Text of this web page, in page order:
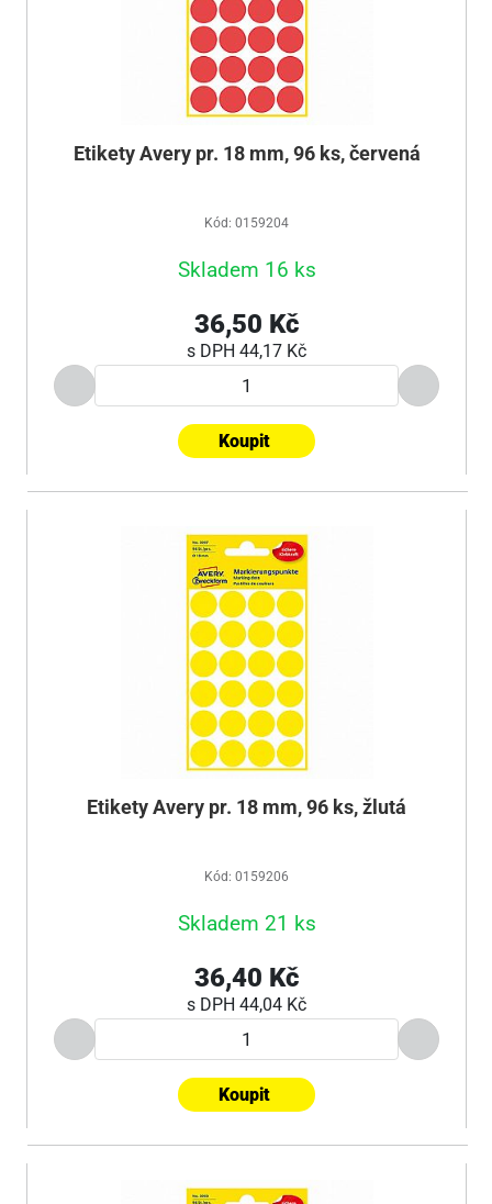
Etikety Avery pr. 18 mm, 96 ks, červená
Kód: 0159204
Skladem 16 ks
36,50 Kč
s DPH 44,17 Kč
Koupit
Etikety Avery pr. 18 mm, 96 ks, žlutá
Kód: 0159206
Skladem 21 ks
36,40 Kč
s DPH 44,04 Kč
Koupit